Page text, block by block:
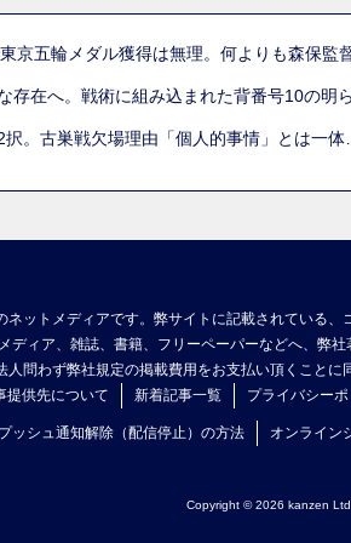
京五輪メダル獲得は無理。何よりも森保監
存在へ。戦術に組み込まれた背番号10の明
。古巣戦欠場理由「個人的事情」とは一体…
ネットメディアです。弊サイトに記載されている
ディア、雑誌、書籍、フリーペーパーなどへ、弊
問わず弊社規定の掲載費用をお支払い頂くことに
提供先について 新着記事一覧 プライバシー
プッシュ通知解除（配信停止）の方法 オンライン
Copyright © 2026 kanzen